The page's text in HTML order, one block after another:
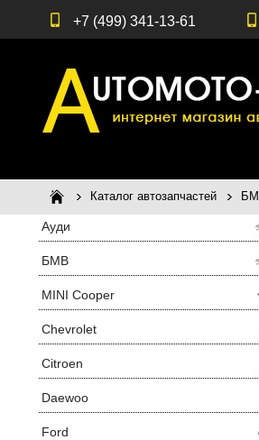
+7 (499) 341-13-61
Каталог автозапчастей
Ауди
БМВ
MINI Cooper
Chevrolet
Citroen
Daewoo
Ford